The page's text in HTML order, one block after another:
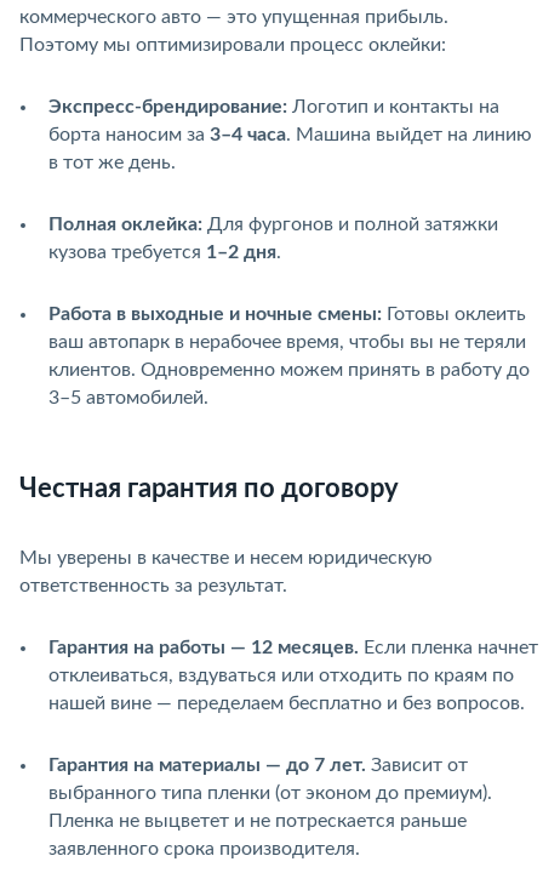
коммерческого авто — это упущенная прибыль.
Поэтому мы оптимизировали процесс оклейки:
Экспресс-брендирование: Логотип и контакты на
борта наносим за 3–4 часа. Машина выйдет на линию
в тот же день.
Полная оклейка: Для фургонов и полной затяжки
кузова требуется 1–2 дня.
Работа в выходные и ночные смены: Готовы оклеить
ваш автопарк в нерабочее время, чтобы вы не теряли
клиентов. Одновременно можем принять в работу до
3–5 автомобилей.
Честная гарантия по договору
Мы уверены в качестве и несем юридическую
ответственность за результат.
Гарантия на работы — 12 месяцев. Если пленка начнет
отклеиваться, вздуваться или отходить по краям по
нашей вине — переделаем бесплатно и без вопросов.
Гарантия на материалы — до 7 лет. Зависит от
выбранного типа пленки (от эконом до премиум).
Пленка не выцветет и не потрескается раньше
заявленного срока производителя.